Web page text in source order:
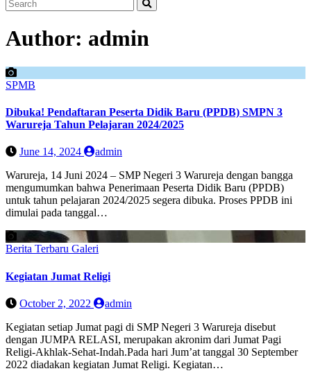
Author: admin
SPMB
Dibuka! Pendaftaran Peserta Didik Baru (PPDB) SMPN 3
Warureja Tahun Pelajaran 2024/2025
June 14, 2024
admin
Warureja, 14 Juni 2024 – SMP Negeri 3 Warureja dengan bangga
mengumumkan bahwa Penerimaan Peserta Didik Baru (PPDB)
untuk tahun pelajaran 2024/2025 segera dibuka. Proses PPDB ini
dimulai pada tanggal…
Berita Terbaru Galeri
Kegiatan Jumat Religi
October 2, 2022
admin
Kegiatan setiap Jumat pagi di SMP Negeri 3 Warureja disebut
dengan JUMPA RELASI, merupakan akronim dari Jumat Pagi
Religi-Akhlak-Sehat-Indah.Pada hari Jum’at tanggal 30 September
2022 diadakan kegiatan Jumat Religi. Kegiatan…